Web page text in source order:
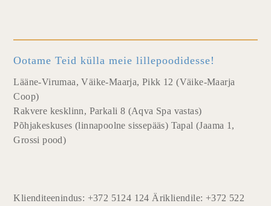
Ootame Teid külla meie lillepoodidesse!
Lääne-Virumaa, Väike-Maarja, Pikk 12 (Väike-Maarja
Coop)
Rakvere kesklinn, Parkali 8 (Aqva Spa vastas)
Põhjakeskuses (linnapoolne sissepääs) Tapal (Jaama 1,
Grossi pood)
Klienditeenindus: +372 5124 124 Ärikliendile: +372 522